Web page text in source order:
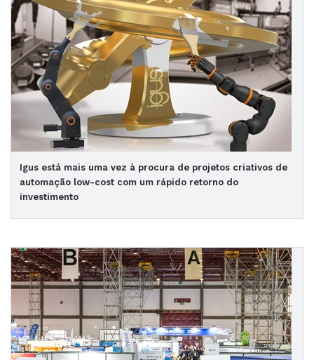
Igus está mais uma vez à procura de projetos criativos de
automação low-cost com um rápido retorno do
investimento